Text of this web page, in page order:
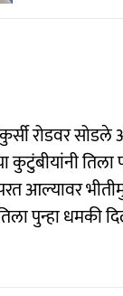
रोडवर सोडले
कुटुंबीयांनी
आल्यावर
धमकी